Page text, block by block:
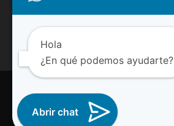
Nacionales
Dragado
LOGISTICA
INTERNACIONAL
Hola
¿En qué podemos ayudarte?
Abrir chat